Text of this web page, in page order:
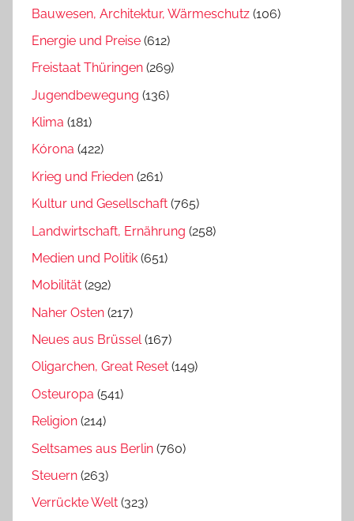
Bauwesen, Architektur, Wärmeschutz (106)
Energie und Preise (612)
Freistaat Thüringen (269)
Jugendbewegung (136)
Klima (181)
Kórona (422)
Krieg und Frieden (261)
Kultur und Gesellschaft (765)
Landwirtschaft, Ernährung (258)
Medien und Politik (651)
Mobilität (292)
Naher Osten (217)
Neues aus Brüssel(167)
Oligarchen, Great Reset (149)
Osteuropa (541)
Religion (214)
Seltsames aus Berlin (760)
Steuern (263)
Verrückte Welt (323)